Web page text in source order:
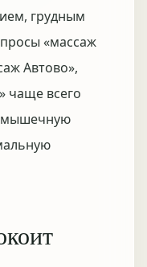
грудным
«массаж
Автово»,
чаще всего
мышечную